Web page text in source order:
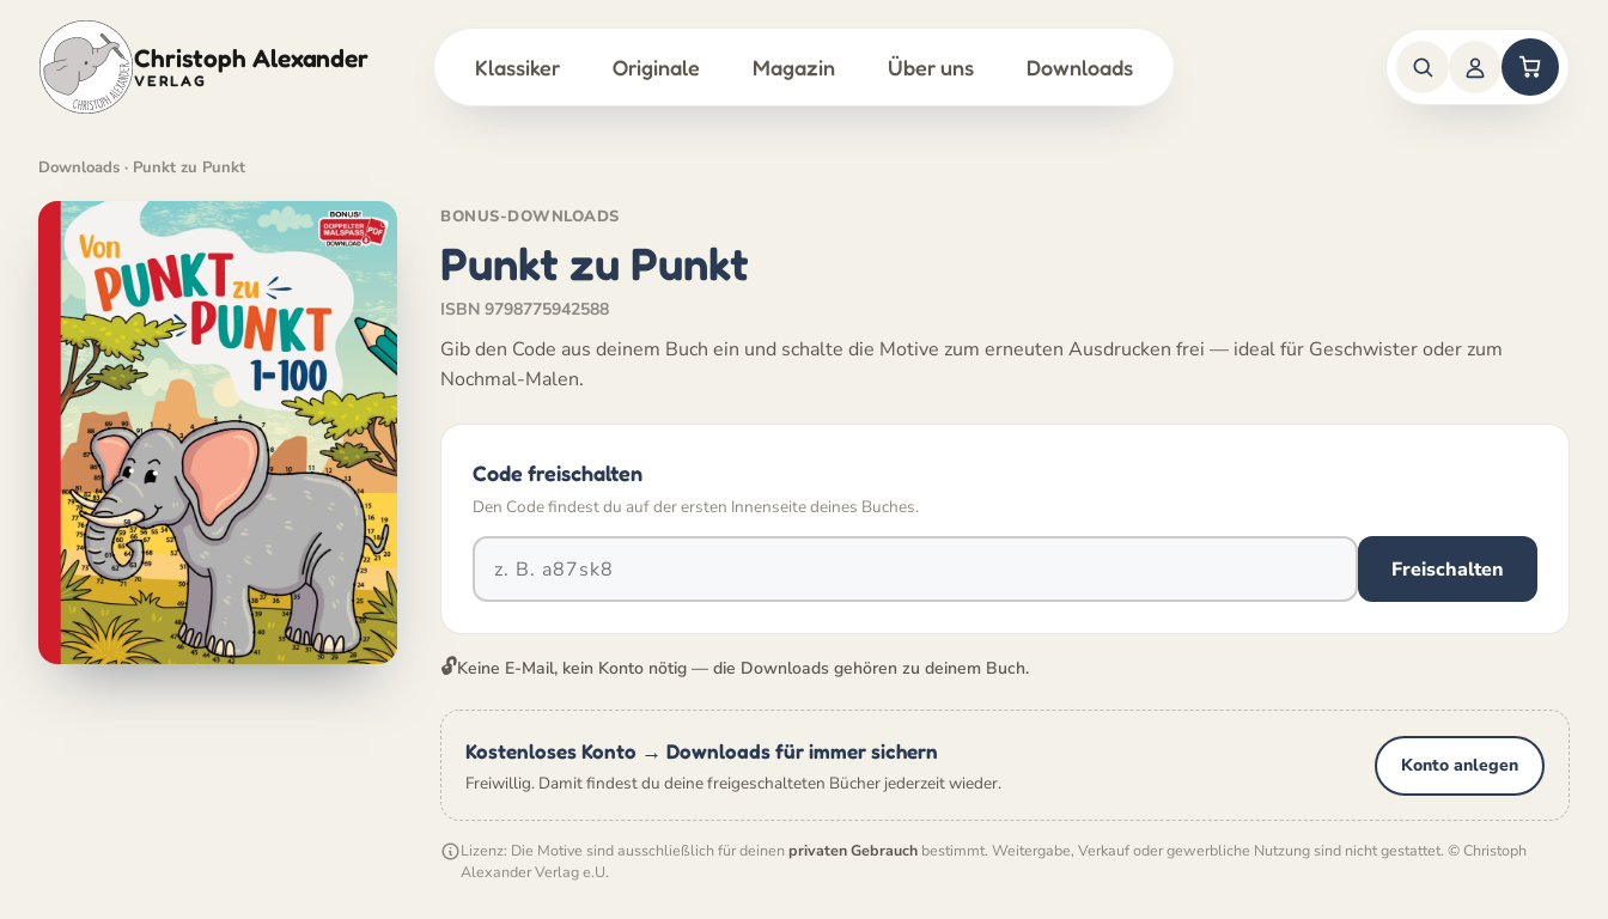
Christoph Alexander
VERLAG
Klassiker Originale Magazin Über uns Downloads
InhaltDownloads · Punkt zu Punkt
BONUS-DOWNLOADS
Punkt zu Punkt
ISBN 9798775942588
Gib den Code aus deinem Buch ein und schalte die Motive zum erneuten Ausdrucken frei — ideal für Geschwister oder zum
Nochmal-Malen.
Code freischalten
Den Code findest du auf der ersten Innenseite deines Buches.
Freischalten
🔓Keine E-Mail, kein Konto nötig — die Downloads gehören zu deinem Buch.
Kostenloses Konto → Downloads für immer sichern
Freiwillig. Damit findest du deine freigeschalteten Bücher jederzeit wieder.
Konto anlegen
Lizenz: Die Motive sind ausschließlich für deinen privaten Gebrauch bestimmt. Weitergabe, Verkauf oder gewerbliche Nutzung sind nicht gestattet. © Christoph
Alexander Verlag e.U.